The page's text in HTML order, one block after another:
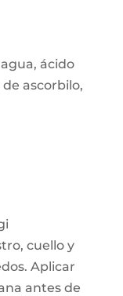
ácido
ascorbilo,
cuello y
Aplicar
antes de